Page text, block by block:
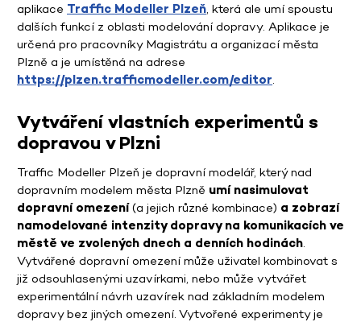
aplikace Traffic Modeller Plzeň, která ale umí spoustu
dalších funkcí z oblasti modelování dopravy. Aplikace je
určená pro pracovníky Magistrátu a organizací města
Plzně a je umístěná na adrese
https://plzen.trafficmodeller.com/editor.
Vytváření vlastních experimentů s
dopravou v Plzni
Traffic Modeller Plzeň je dopravní modelář, který nad
dopravním modelem města Plzně umí nasimulovat
dopravní omezení(a jejich různé kombinace) a zobrazí
namodelované intenzity dopravy na komunikacích ve
městě ve zvolených dnech a denních hodinách
Vytvářené dopravní omezení může uživatel kombinovat s
již odsouhlasenými uzavírkami, nebo může vytvářet
experimentální návrh uzavírek nad základním modelem
dopravy bez jiných omezení. Vytvořené experimenty je